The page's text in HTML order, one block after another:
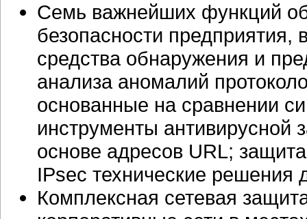
Семь важнейших функций
безопасности предприятия,
средства обнаружения и
анализа аномалий
основанные на сравнении
инструменты
основе адресов URL;
IPsec технические решения
Комплексная сетевая